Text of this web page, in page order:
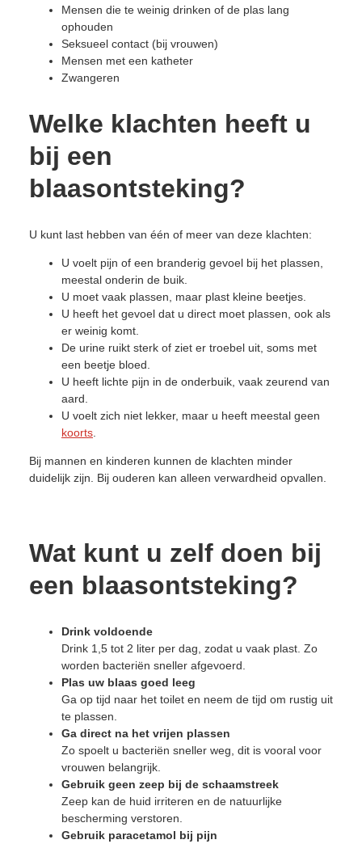
Mensen die te weinig drinken of de plas lang
ophouden
Seksueel contact (bij vrouwen)
Mensen met een katheter
Zwangeren
Welke klachten heeft u
bij een
blaasontsteking?
U kunt last hebben van één of meer van deze klachten:
U voelt pijn of een branderig gevoel bij het plassen,
meestal onderin de buik.
U moet vaak plassen, maar plast kleine beetjes.
U heeft het gevoel dat u direct moet plassen, ook als
er weinig komt.
De urine ruikt sterk of ziet er troebel uit, soms met
een beetje bloed.
U heeft lichte pijn in de onderbuik, vaak zeurend van
aard.
U voelt zich niet lekker, maar u heeft meestal geen
koorts
Bij mannen en kinderen kunnen de klachten minder
duidelijk zijn. Bij ouderen kan alleen verwardheid opvallen.
Wat kunt u zelf doen bij
een blaasontsteking?
Drink voldoende
Drink 1,5 tot 2 liter per dag, zodat u vaak plast. Zo
worden bacteriën sneller afgevoerd.
Plas uw blaas goed leeg
Ga op tijd naar het toilet en neem de tijd om rustig uit
te plassen.
Ga direct na het vrijen plassen
Zo spoelt u bacteriën sneller weg, dit is vooral voor
vrouwen belangrijk.
Gebruik geen zeep bij de schaamstreek
Zeep kan de huid irriteren en de natuurlijke
bescherming verstoren.
Gebruik paracetamol bij pijn